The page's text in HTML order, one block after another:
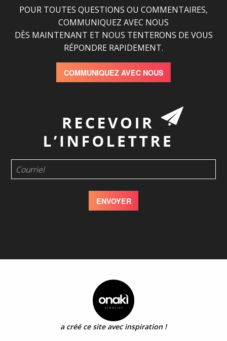
POUR TOUTES QUESTIONS OU COMMENTAIRES,
COMMUNIQUEZ AVEC NOUS
DÈS MAINTENANT ET NOUS TENTERONS DE VOUS
RÉPONDRE RAPIDEMENT.
COMMUNIQUEZ AVEC NOUS
a créé ce site avec inspiration !